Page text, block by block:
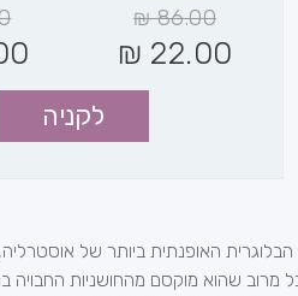
86.00
₪
22.00
₪
לקניה
האופנתית ביותר של אוסטרליה,
מרוב שהוא מוקסם מהחושניות החבויה